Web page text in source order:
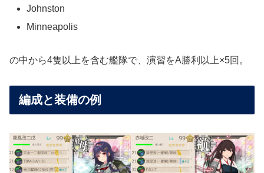
Johnston
Minneapolis
の中から4隻以上を含む艦隊で、演習をA勝利以上×5回。
編成と装備の例